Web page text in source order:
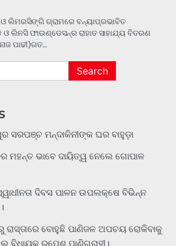
ଓ ଲିମରସିଙ୍ଗି ଗ୍ରାମରେ ବନ୍ୟାପ୍ରଭାବିତ
ଲିନସି ଫାଉଣ୍ଡେସନ୍‌ର ରାହାତ ସାହାଯ୍ୟ ବିତରଣ
ପାଢୀ)ଗତ…
ସରପଞ୍ଚ ମନ୍ଦାକିନୀଙ୍କ ଘର ବାହୁଡ଼ା
ମହନ୍ତ ଭାବେ ଦାୟିତ୍ୱ ନେଲେ ଗୋପାଳ
ଦିବସ ପାଳନ ଉପଲକ୍ଷେ ବିଭିନ୍ନ
ରାସ୍ତାରେ ବୋହୁଛି ପାଣିଜଳ ଅପଚୟ ରୋକିବାକୁ
ବିଧାୟକ ରୂପେଶ ପାଣିଗ୍ରାହୀ।